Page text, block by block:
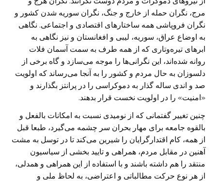
مرج، نگران حمله از خارج و جنگ، نگران سوریه شدن کشور و
نگران فروپاشی همه ساختار‌های اقتصادی و اجتماعی. نگاهی
به اوضاع عراق، سوریه، لیبی و افغانستان و نیز نگاهی به
ابر‌های تیره‌وتاری که از همه طرف به سمت آسمان فلات
روانه شده‌اند، این نگرانی‌ها را موجه می‌سازد و گاه برخی از
دلسوزان به حال مردم و کشور را به آنجا می‌رساند که اولویت
صد و اندی ساله گذار به دموکراسی را در پرانتز بگذارند و
«امنیت» را در اولویت نخست قرار بدهند.
چنین تغییر گفتمانی که از نومیدی نسبت به امکانات بالفعل و
بالقوه جامعه برای مهار بحران‌ سر چشمه می‌گیرد، طبعا قبل
از همه، کام اقتدارگرایان را شیرین می‌کند تا در توسل به مشت
آهنین در مقابل مردم، همراهی و تایید بخشی از سیاسیون
منتقد را هم داشته باشند و با استفاده از این همراهی و همدلی،
از هر نوع حرکت مطالباتی و اعتراضی، به لحاظ ملی و